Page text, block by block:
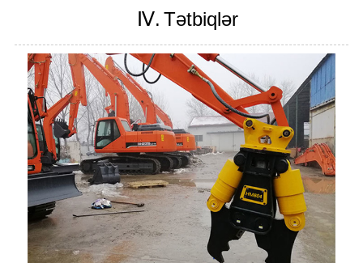
Ⅳ. Tətbiqlər